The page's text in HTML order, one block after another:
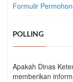
Formulir
POLLING
Apakah Dinas
memberikan